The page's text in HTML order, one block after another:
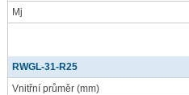
Mj
RWGL-31-R25
Vnitřní průměr (mm)